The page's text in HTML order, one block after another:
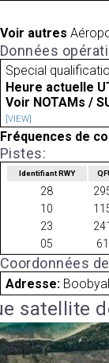
Voir autres
Données
Special
Heure actuelle
Voir NOTAMs /
[VIEW]
Fréquences de
Pistes:
Identifiant RWY
28
10
23
05
Coordonnées
Adresse:
satellite